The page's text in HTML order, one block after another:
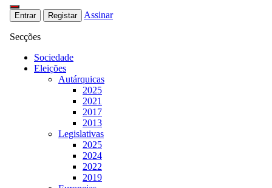
Entrar Registar Assinar
Secções
Sociedade
Eleições
Autárquicas
2025
2021
2017
2013
Legislativas
2025
2024
2022
2019